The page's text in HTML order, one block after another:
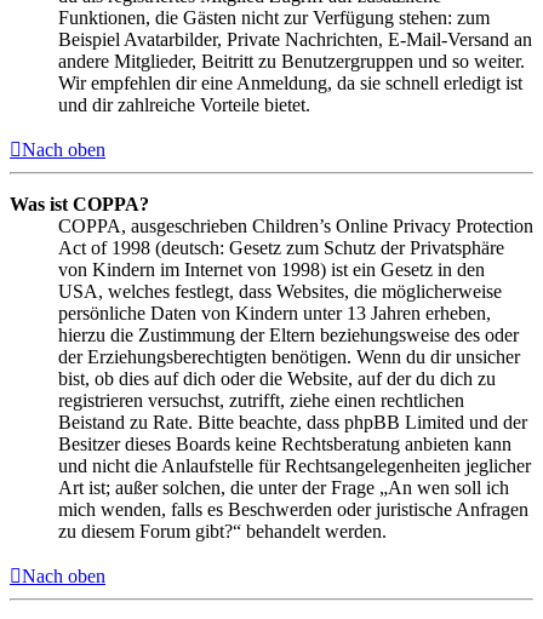
Funktionen, die Gästen nicht zur Verfügung stehen: zum
Beispiel Avatarbilder, Private Nachrichten, E-Mail-Versand an
andere Mitglieder, Beitritt zu Benutzergruppen und so weiter.
Wir empfehlen dir eine Anmeldung, da sie schnell erledigt ist
und dir zahlreiche Vorteile bietet.
Nach oben
Was ist COPPA?
COPPA, ausgeschrieben Children’s Online Privacy Protection
Act of 1998 (deutsch: Gesetz zum Schutz der Privatsphäre
von Kindern im Internet von 1998) ist ein Gesetz in den
USA, welches festlegt, dass Websites, die möglicherweise
persönliche Daten von Kindern unter 13 Jahren erheben,
hierzu die Zustimmung der Eltern beziehungsweise des oder
der Erziehungsberechtigten benötigen. Wenn du dir unsicher
bist, ob dies auf dich oder die Website, auf der du dich zu
registrieren versuchst, zutrifft, ziehe einen rechtlichen
Beistand zu Rate. Bitte beachte, dass phpBB Limited und der
Besitzer dieses Boards keine Rechtsberatung anbieten kann
und nicht die Anlaufstelle für Rechtsangelegenheiten jeglicher
Art ist; außer solchen, die unter der Frage „An wen soll ich
mich wenden, falls es Beschwerden oder juristische Anfragen
zu diesem Forum gibt?“ behandelt werden.
Nach oben